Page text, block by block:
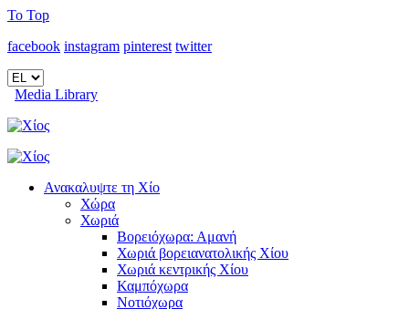
To Top
facebook instagram pinterest twitter
Media Library
Ανακαλυψτε τη Χίο
Χώρα
Χωριά
Βορειόχωρα: Αμανή
Χωριά βορειανατολικής Χίου
Χωριά κεντρικής Χίου
Καμπόχωρα
Νοτιόχωρα